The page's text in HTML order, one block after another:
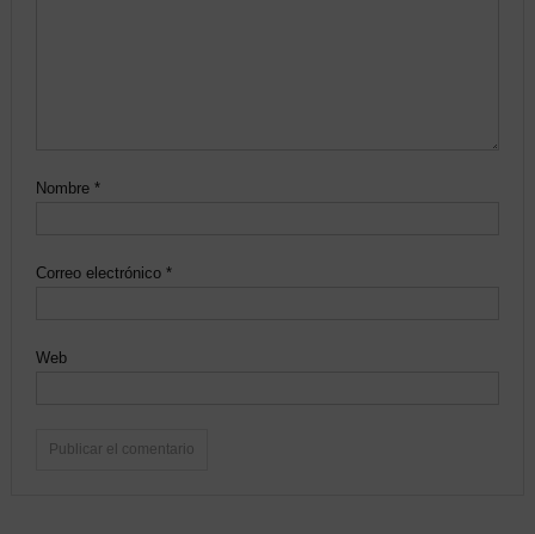
Nombre *
Correo electrónico *
Web